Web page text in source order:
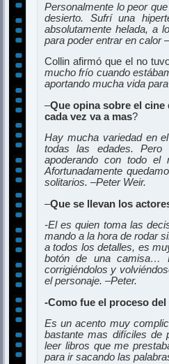
Personalmente lo peor
desierto. Sufrí una
absolutamente helada, a
para poder entrar en calor
Collin afirmó que el no
mucho frío cuando
aportando mucha vida
–Que opina sobre el cine
cada vez va a mas?
Hay mucha variedad en
todas las edades. Pero
apoderando con todo el
Afortunadamente
solitarios. –Peter Weir.
–Que se llevan los
-El es quien toma las
mando a la hora de rodar
a todos los detalles, es
botón de una camisa…
corrigiéndolos y
el personaje. –Peter.
-Como fue el proceso
Es un acento muy
bastante mas difíciles de
leer libros que me
para ir sacando las